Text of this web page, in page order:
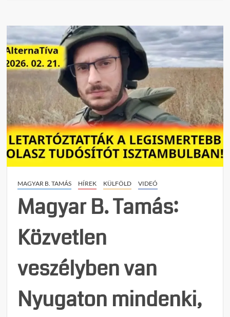
n
t
on
–
Nem
el
MAGYAR B. TAMÁS HÍREK KÜLFÖLD VIDEÓ
Magyar B. Tamás:
Közvetlen
veszélyben van
Nyugaton mindenki,